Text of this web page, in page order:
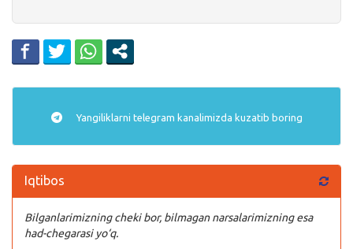
Yangiliklarni telegram kanalimizda kuzatib boring
Iqtibos
Bilganlarimizning cheki bor, bilmagan narsalarimizning esa
had-chegarasi yo‘q.